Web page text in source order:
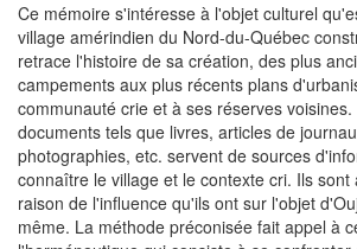
Ce mémoire s'intéresse à l'objet culturel
village amérindien du Nord-du-Québec
retrace l'histoire de sa création, des plus
campements aux plus récents plans
communauté crie et à ses réserves
documents tels que livres, articles de
photographies, etc. servent de sources
connaître le village et le contexte cri. Ils sont
raison de l'influence qu'ils ont sur l'objet
même. La méthode préconisée fait appel à